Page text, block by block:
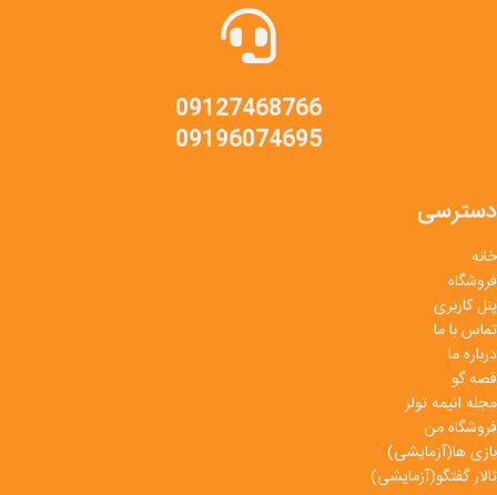
09127468766
09196074695
دسترسی
خانه
فروشگاه
پنل کاربری
تماس با ما
درباره ما
قصه گو
مجله انیمه تولز
فروشگاه من
بازی ها(آزمایشی)
تالار گفتگو(آزمایشی)